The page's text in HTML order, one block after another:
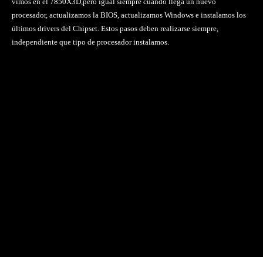
procesador, actualizamos la BIOS, actualizamos Windows e instalamos los
últimos drivers del Chipset. Estos pasos deben realizarse siempre,
independiente que tipo de procesador instalamos.